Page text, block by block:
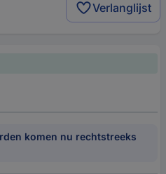
Verlanglijst
komen nu rechtstreeks